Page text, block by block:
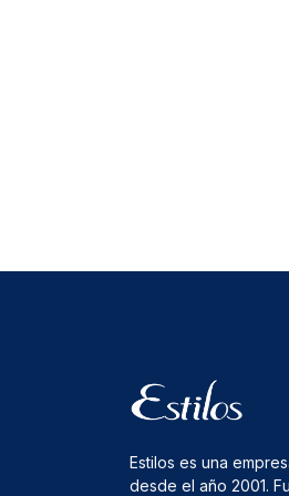
Estilos es una
desde el año 2001.